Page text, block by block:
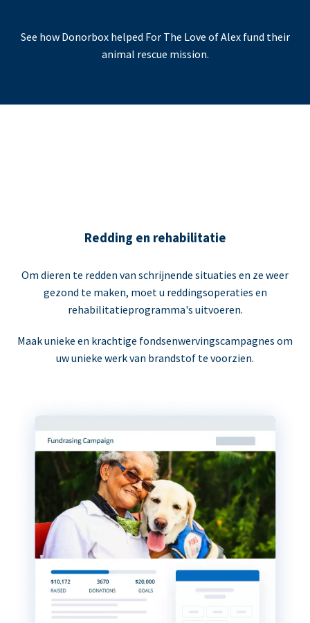
See how Donorbox helped For The Love of Alex fund their
animal rescue mission.
Redding en rehabilitatie
Om dieren te redden van schrijnende situaties en ze weer
gezond te maken, moet u reddingsoperaties en
rehabilitatieprogramma's uitvoeren.
Maak unieke en krachtige fondsenwervingscampagnes om
uw unieke werk van brandstof te voorzien.